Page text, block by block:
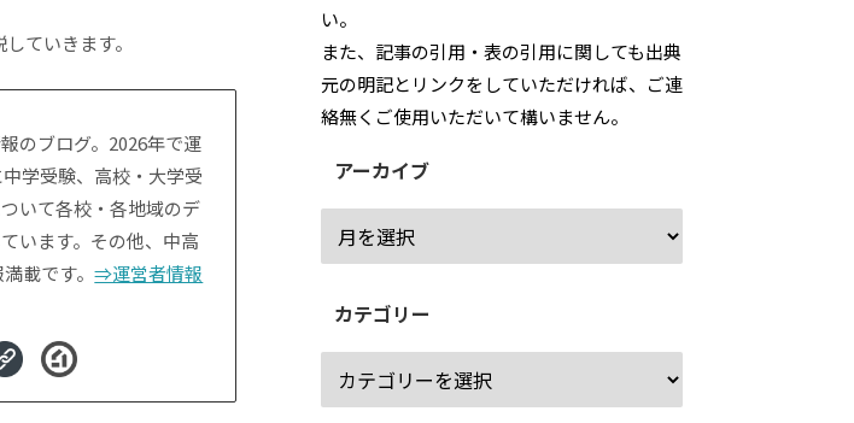
ていきます。
のブログ。2026年で運
学受験、高校・大学受
いて各校・各地域のデ
います。その他、中高
載です。⇒運営者情報
い。
また、記事の引用・表の引用に関しても出典
元の明記とリンクをしていただければ、ご連
絡無くご使用いただいて構いません。
アーカイブ
カテゴリー